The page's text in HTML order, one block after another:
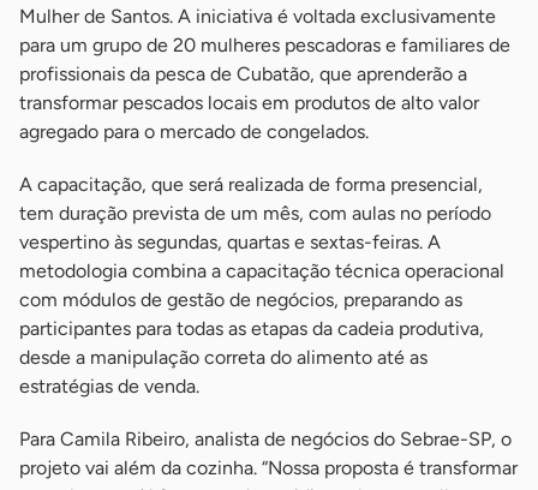
Mulher de Santos. A iniciativa é voltada exclusivamente
para um grupo de 20 mulheres pescadoras e familiares de
profissionais da pesca de Cubatão, que aprenderão a
transformar pescados locais em produtos de alto valor
agregado para o mercado de congelados.
A capacitação, que será realizada de forma presencial,
tem duração prevista de um mês, com aulas no período
vespertino às segundas, quartas e sextas-feiras. A
metodologia combina a capacitação técnica operacional
com módulos de gestão de negócios, preparando as
participantes para todas as etapas da cadeia produtiva,
desde a manipulação correta do alimento até as
estratégias de venda.
Para Camila Ribeiro, analista de negócios do Sebrae-SP, o
projeto vai além da cozinha. “Nossa proposta é transformar